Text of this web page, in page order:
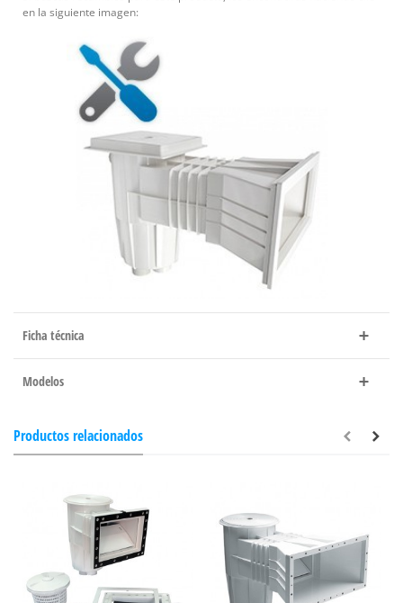
en la siguiente imagen:
Ficha técnica
Modelos
Productos relacionados